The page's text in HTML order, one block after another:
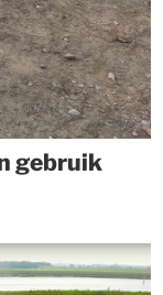
gebruik